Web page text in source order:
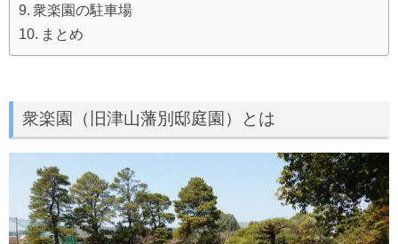
衆楽園の駐車場
まとめ
衆楽園（旧津山藩別邸庭園）とは